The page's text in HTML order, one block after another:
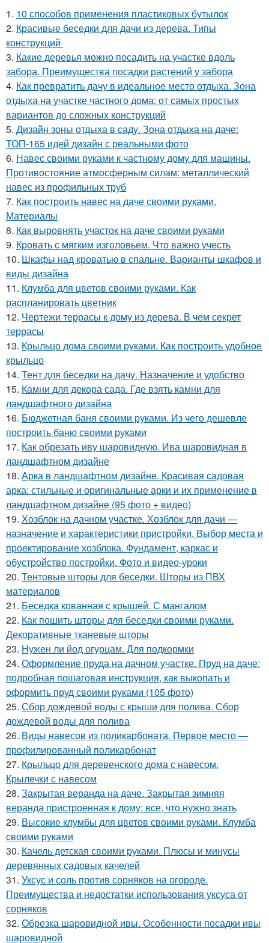
1. 10 способов применения пластиковых бутылок
2. Красивые беседки для дачи из дерева. Типы
конструкций
3. Какие деревья можно посадить на участке вдоль
забора. Преимущества посадки растений у забора
4. Как превратить дачу в идеальное место отдыха. Зона
отдыха на участке частного дома: от самых простых
вариантов до сложных конструкций
5. Дизайн зоны отдыха в саду. Зона отдыха на даче:
ТОП-165 идей дизайн с реальными фото
6. Навес своими руками к частному дому для машины.
Противостояние атмосферным силам: металлический
навес из профильных труб
7. Как построить навес на даче своими руками.
Материалы
8. Как выровнять участок на даче своими руками
9. Кровать с мягким изголовьем. Что важно учесть
10. Шкафы над кроватью в спальне. Варианты шкафов и
виды дизайна
11. Клумба для цветов своими руками. Как
распланировать цветник
12. Чертежи террасы к дому из дерева. В чем секрет
террасы
13. Крыльцо дома своими руками. Как построить удобное
крыльцо
14. Тент для беседки на дачу. Назначение и удобство
15. Камни для декора сада. Где взять камни для
ландшафтного дизайна
16. Бюджетная баня своими руками. Из чего дешевле
построить баню своими руками
17. Как обрезать иву шаровидную. Ива шаровидная в
ландшафтном дизайне
18. Арка в ландшафтном дизайне. Красивая садовая
арка: стильные и оригинальные арки и их применение в
ландшафтном дизайне (95 фото + видео)
19. Хозблок на дачном участке. Хозблок для дачи —
назначение и характеристики пристройки. Выбор места и
проектирование хозблока. Фундамент, каркас и
обустройство постройки. Фото и видео-уроки
20. Тентовые шторы для беседки. Шторы из ПВХ
материалов
21. Беседка кованная с крышей. С мангалом
22. Как пошить шторы для беседки своими руками.
Декоративные тканевые шторы
23. Нужен ли йод огурцам. Для подкормки
24. Оформление пруда на дачном участке. Пруд на даче:
подробная пошаговая инструкция, как выкопать и
оформить пруд своими руками (105 фото)
25. Сбор дождевой воды с крыши для полива. Сбор
дождевой воды для полива
26. Виды навесов из поликарбоната. Первое место —
профилированный поликарбонат
27. Крыльцо для деревенского дома с навесом.
Крылечки с навесом
28. Закрытая веранда на даче. Закрытая зимняя
веранда пристроенная к дому: все, что нужно знать
29. Высокие клумбы для цветов своими руками. Клумба
своими руками
30. Качель детская своими руками. Плюсы и минусы
деревянных садовых качелей
31. Уксус и соль против сорняков на огороде.
Преимущества и недостатки использования уксуса от
сорняков
32. Обрезка шаровидной ивы. Особенности посадки ивы
шаровидной